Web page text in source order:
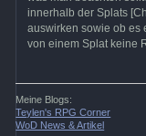
innerhalb der Splats
auswirken sowie ob es
von einem Splat keine
Meine Blogs:
Teylen's RPG Corner
WoD News & Artikel